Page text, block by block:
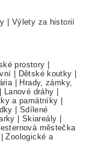
Výlety za historií
prostory
Dětské koutky
Hrady, zámky,
Lanové dráhy
a památníky
Sdílené
Skiareály
městečka
|Zoologické a